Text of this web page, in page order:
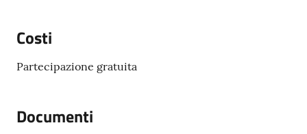
Costi
Partecipazione gratuita
Documenti